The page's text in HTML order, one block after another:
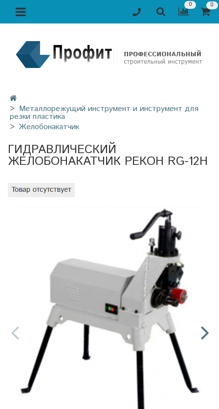
0 0
Металлорежущий инструмент и инструмент для
резки пластика
Желобонакатчик
ГИДРАВЛИЧЕСКИЙ
ЖЕЛОБОНАКАТЧИК РЕКОН RG-12H